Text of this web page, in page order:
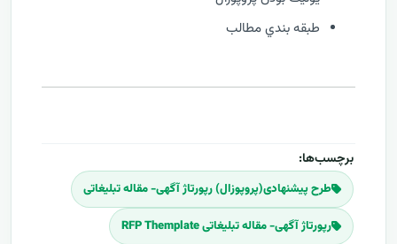
طبقه بندي مطالب
برچسب‌ها:
طرح پیشنهادی(پروپوزال) رپورتاژ آگهی- مقاله تبلیغاتی
رپورتاژ آگهی- مقاله تبلیغاتی RFP Themplate